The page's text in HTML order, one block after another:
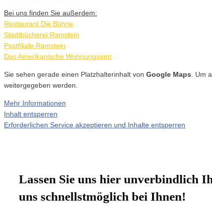
Bei uns finden Sie außerdem:
Restaurant Die Bühne
Stadtbücherei Ramstein
Postfiliale Ramstein
Das Amerikanische Wohnungsamt
Sie sehen gerade einen Platzhalterinhalt von Google Maps . Um
weitergegeben werden.
Mehr Informationen
Inhalt entsperren
Erforderlichen Service akzeptieren und Inhalte entsperren
Lassen Sie uns hier unverbindlich
uns schnellstmöglich bei Ihnen!